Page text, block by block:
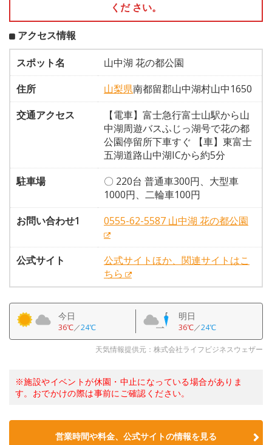
くだ さい。
アクセス情報
スポット名
山中湖 花の都公園
住所
山梨県南都留郡山中湖村山中1650
交通アクセス
【電車】富士急行富士山駅から山
中湖周遊バスふじっ湖号で花の都
公園停留所下車すぐ 【車】東富士
五湖道路山中湖ICから約5分
駐車場
〇 220台 普通車300円、大型車
1000円、二輪車100円
お問い合わせ1
0555-62-5587 山中湖 花の都公園
公式サイト
公式サイトほか、関連サイトはこ
ちら
今日
36℃／24℃
明日
36℃／24℃
天気情報提供元：株式会社ライフビジネスウェザー
※施設やイベントが休園・中止になっている場合がありま
す。おでかけの際は事前にご確認ください。
営業時間や料金、公式サイトの情報を見る